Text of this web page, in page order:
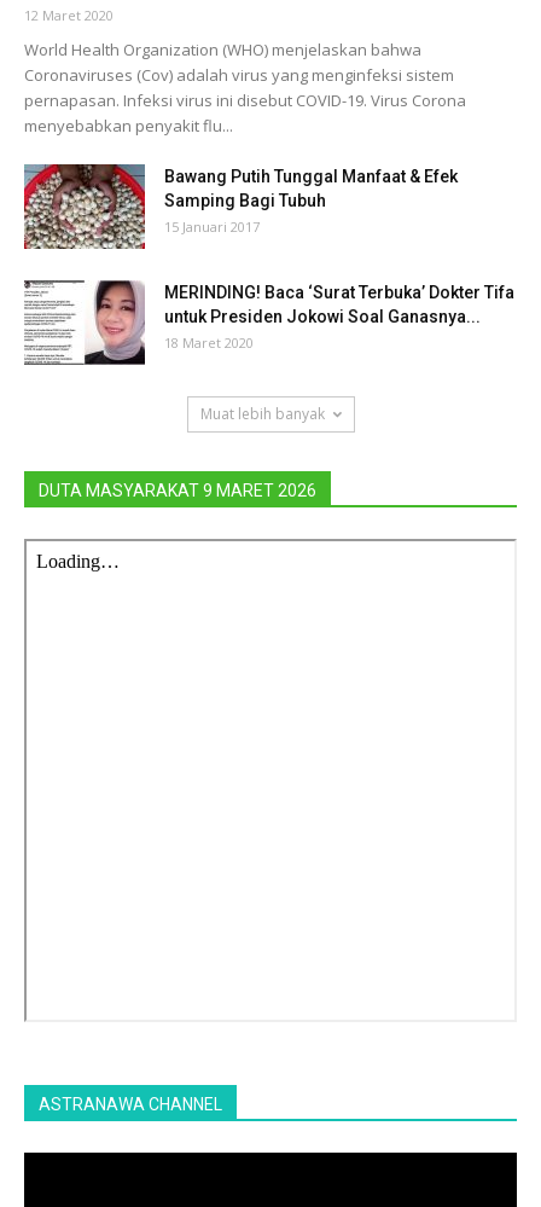
12 Maret 2020
World Health Organization (WHO) menjelaskan bahwa
Coronaviruses (Cov) adalah virus yang menginfeksi sistem
pernapasan. Infeksi virus ini disebut COVID-19. Virus Corona
menyebabkan penyakit flu...
Bawang Putih Tunggal Manfaat & Efek
Samping Bagi Tubuh
15 Januari 2017
MERINDING! Baca ‘Surat Terbuka’ Dokter Tifa
untuk Presiden Jokowi Soal Ganasnya...
18 Maret 2020
Muat lebih banyak
DUTA MASYARAKAT 9 MARET 2026
ASTRANAWA CHANNEL